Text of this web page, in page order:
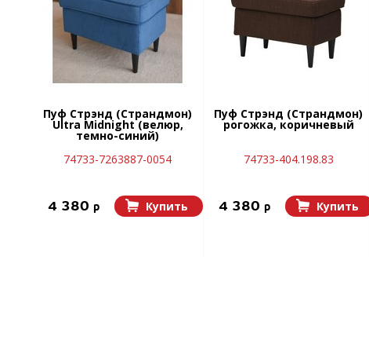
Пуф Стрэнд (Страндмон)
Ultra Midnight (велюр,
темно-синий)
74733-7263887-0054
4 380 p Купить
Пуф Стрэнд (Страндмон)
рогожка, коричневый
74733-404.198.83
4 380 p Купить